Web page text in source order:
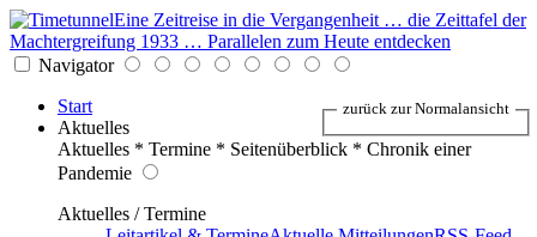
Eine Zeitreise in die Vergangenheit … die Zeittafel der
Machtergreifung 1933 … Parallelen zum Heute entdecken
Navigator
Start
Aktuelles
Aktuelles * Termine * Seitenüberblick * Chronik einer
Pandemie
Aktuelles / Termine
zurück zur Normalansicht